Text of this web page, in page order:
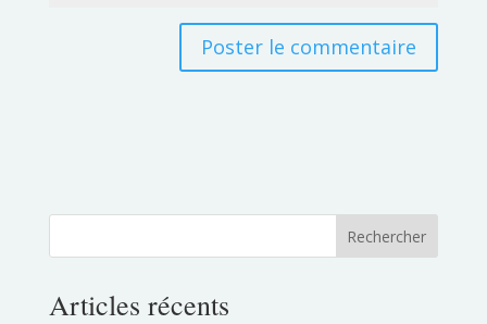
Rechercher
Articles récents